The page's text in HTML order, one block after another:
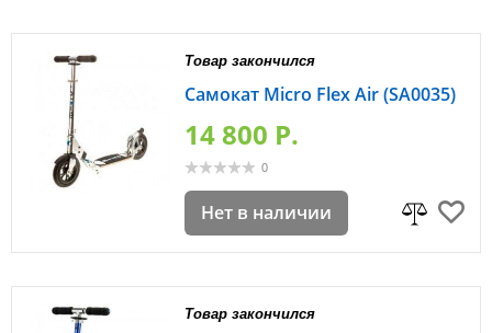
Товар закончился
Самокат Micro Flex Air (SA0035)
14 800 P.
0
Нет в наличии
Товар закончился